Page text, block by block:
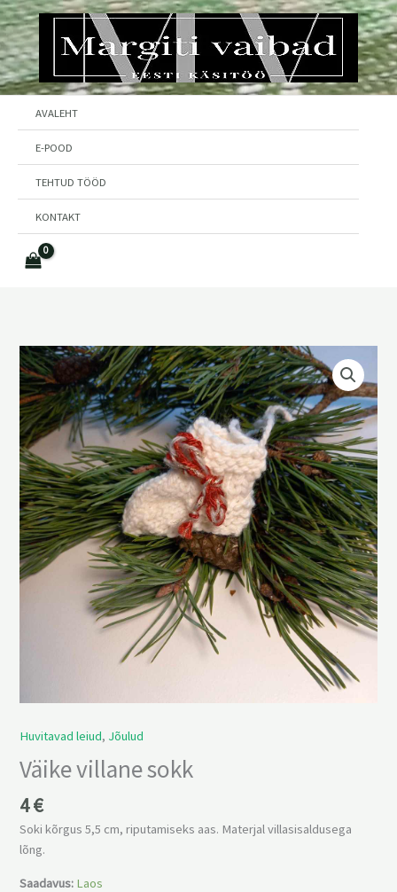
Skip
to
content
AVALEHT
E-POOD
TEHTUD TÖÖD
KONTAKT
Huvitavad leiud, Jõulud
Väike villane sokk
4€
Soki kõrgus 5,5 cm, riputamiseks aas. Materjal villasisaldusega
lõng.
Saadavus: Laos
Väike
villane
sokk
kogus